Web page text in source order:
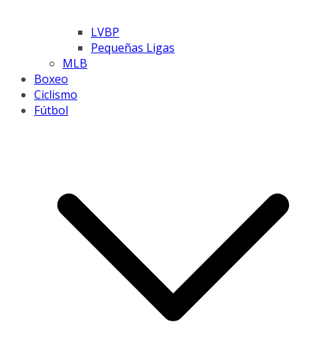
LVBP
Pequeñas Ligas
MLB
Boxeo
Ciclismo
Fútbol